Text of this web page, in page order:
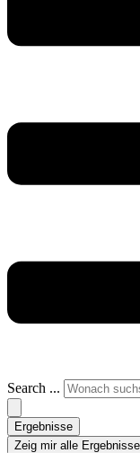
Search ...
Ergebnisse
Zeig mir alle Ergebnisse